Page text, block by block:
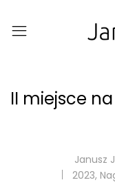
II miejsce
Janusz
2023,